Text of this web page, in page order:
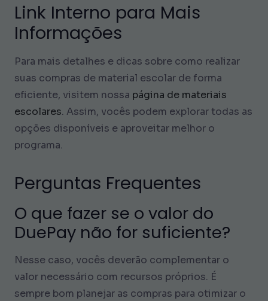
Link Interno para Mais
Informações
Para mais detalhes e dicas sobre como realizar
suas compras de material escolar de forma
eficiente, visitem nossa página de materiais
escolares. Assim, vocês podem explorar todas as
opções disponíveis e aproveitar melhor o
programa.
Perguntas Frequentes
O que fazer se o valor do
DuePay não for suficiente?
Nesse caso, vocês deverão complementar o
valor necessário com recursos próprios. É
sempre bom planejar as compras para otimizar o